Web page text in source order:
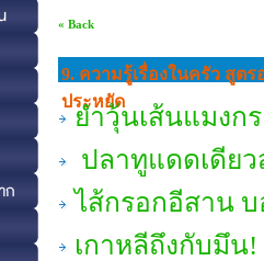
« Back
9. ความรู้เรื่องในครัว สูต
ประหยัด
ยำวุ้นเส้นแมงก
ปลาทูแดดเดีย
ไส้กรอกอีสาน
เกาหลีถึงกับมึน!